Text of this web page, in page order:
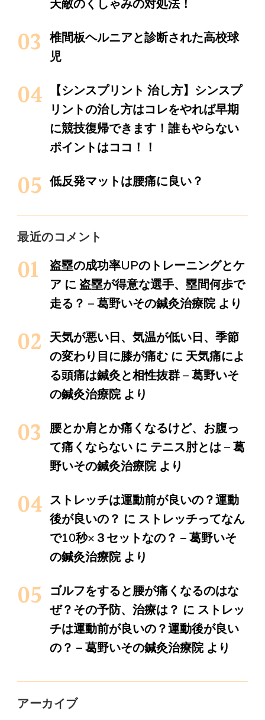
天敵のくしゃみの対処法！
椎間板ヘルニアと診断された高校球
児
【シンスプリント 治し方】シンスプ
リントの治し方はコレをやれば早期
に競技復帰できます！誰もやらない
ポイントはココ！！
低反発マットは腰痛に良い？
最近のコメント
盗塁の成功率UPのトレーニングとケ
ア に 盗塁が得意な選手、塁間何歩で
走る？ – 葛野いその鍼灸治療院より
天気が悪い日、気温が低い日、季節
の変わり目に膝が痛む に 天気痛によ
る頭痛は鍼灸と相性抜群 – 葛野いそ
の鍼灸治療院より
腰とか肩とか痛くなるけど、お腹っ
て痛くならない に テニス肘とは – 葛
野いその鍼灸治療院より
ストレッチは運動前が良いの？運動
後が良いの？ に ストレッチってなん
で10秒×３セットなの？ – 葛野いそ
の鍼灸治療院より
ゴルフをすると腰が痛くなるのはな
ぜ？その予防、治療は？ に ストレッ
チは運動前が良いの？運動後が良い
の？ – 葛野いその鍼灸治療院より
アーカイブ